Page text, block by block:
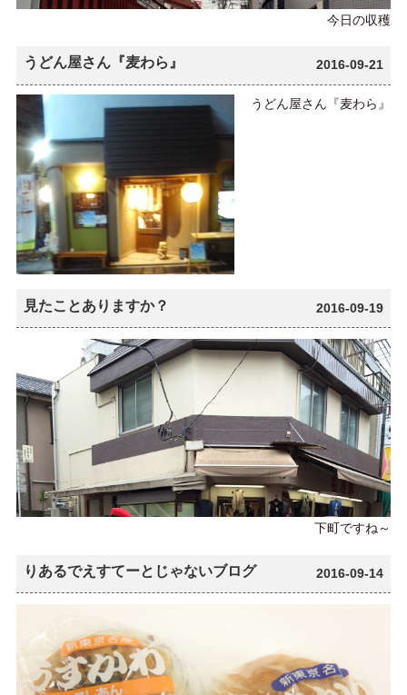
今日の収穫
うどん屋さん『麦わら』 2016-09-21
うどん屋さん『麦わら』
見たことありますか？ 2016-09-19
下町ですね～
りあるでえすてーとじゃないブログ 2016-09-14